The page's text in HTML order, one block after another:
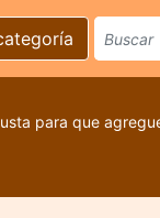
para que